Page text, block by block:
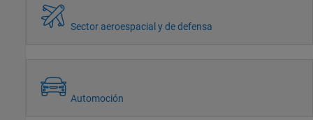
Sector aeroespacial y de defensa
Automoción